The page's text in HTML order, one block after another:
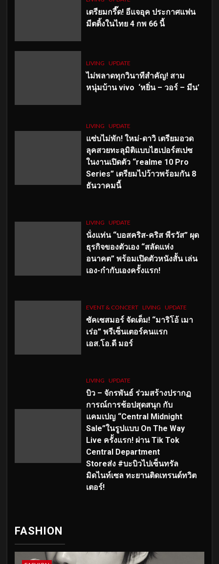
เตรียมกรี๊ด! อีแจอุค ประกาศแฟน
มีตติ้งในไทย 4 กพ 66 นี้
LIVING UPDATE
ไม่พลาดทุกวินาทีสำคัญ! สาม
หนุ่มบ้าน vivo ‘หยิ่น – วอร์ – มีน’
LIVING UPDATE
แซ่บไม่พัก! ใหม่-ดาวิ เตรียมอวด
ลุคสวยทะลุมิติแบบไฮเปอร์สเปซ
ในงานเปิดตัว “realme 10 Pro
Series” เตรียมไปว้าวพร้อมกัน 8
ธันวาคมนี้
LIVING UPDATE
นั่งแท่น “บอสคริส-คริส พีรวัส” ผุด
ธุรกิจของตัวเอง “สลัดแห่ง
อนาคต” พร้อมเปิดตัวหนังสั้น เล่น
เอง-กำกับเองครั้งแรก!
EVENT & CONCERT LIVING UPDATE
ซัคเซสมอร์ จัดเต็ม! “มาริโอ้ เมา
เร่อ” พรีเซ็นเตอร์คนแรก
เอส.โอ.ดี มอร์
LIVING UPDATE
บิว – จักรพันธ์ ร่วมสร้างปรากฏ
การณ์การช้อปสุดสนุก กับ
แคมเปญ “Central Midnight
Sale”ในรูปแบบ On The Way
Live ครั้งแรก! ผ่าน Tik Tok
Central Department
Storeส่ง #บะบิวไปเซ็นทรัล
มิดไนท์เซล ทะยานติดเทรนด์ทวิต
เตอร์!
FASHION